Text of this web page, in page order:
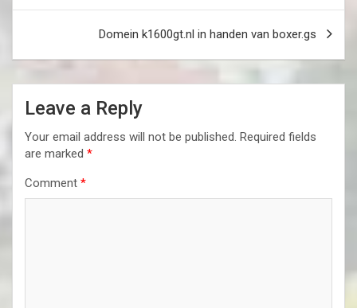
Domein k1600gt.nl in handen van boxer.gs
Leave a Reply
Your email address will not be published. Required fields
are marked *
Comment *